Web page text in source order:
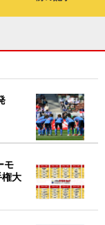
モ
権大